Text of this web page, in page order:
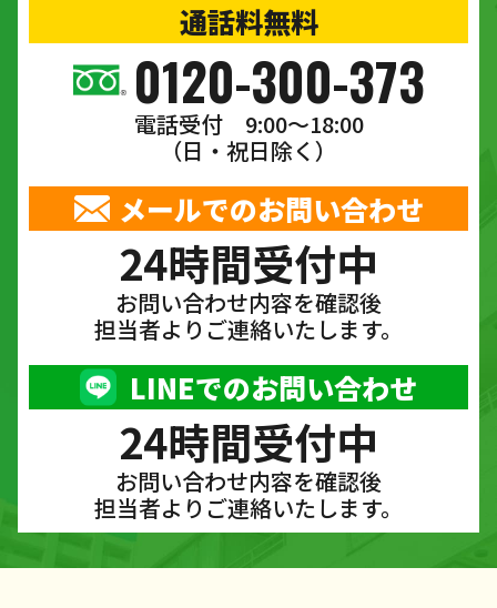
通話料無料
0120-300-373
電話受付 9:00〜18:00
（日・祝日除く）
メールでのお問い合わせ
24時間受付中
お問い合わせ内容を確認後
担当者よりご連絡いたします。
LINEでのお問い合わせ
24時間受付中
お問い合わせ内容を確認後
担当者よりご連絡いたします。